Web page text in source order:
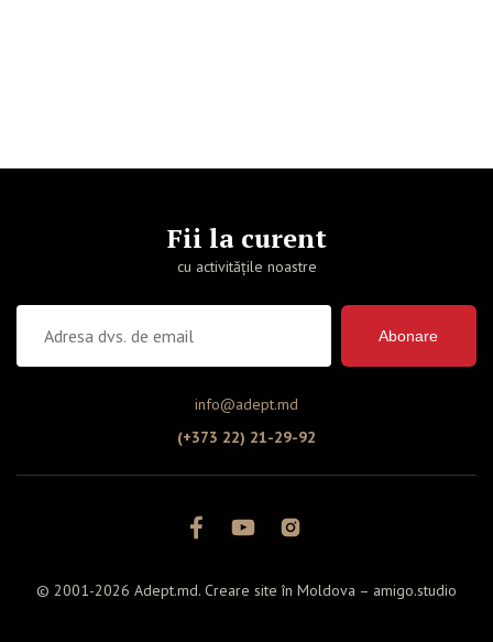
Fii la curent
cu activitățile noastre
Abonare
info@adept.md
(+373 22) 21-29-92
© 2001-2026 Adept.md. Creare site în Moldova – amigo.studio